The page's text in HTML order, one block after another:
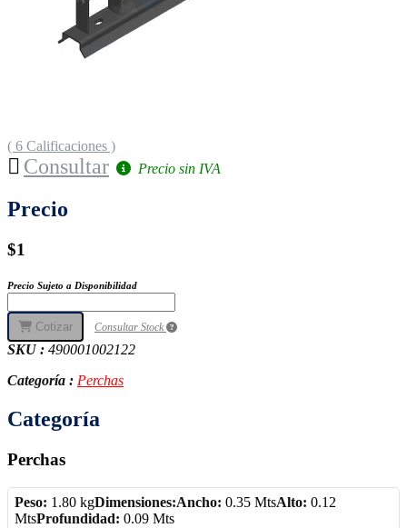
( 6 Calificaciones )
Consultar Precio sin IVA
Precio
$1
Precio Sujeto a Disponibilidad
Cotizar Consultar Stock
SKU : 490001002122
Categoría : Perchas
Categoría
Perchas
Peso: 1.80 kgDimensiones:Ancho: 0.35 MtsAlto: 0.12
MtsProfundidad: 0.09 Mts